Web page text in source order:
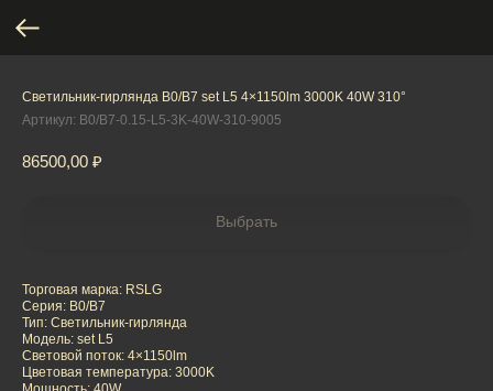
Светильник-гирлянда B0/B7 set L5 4×1150lm 3000K 40W 310°
Артикул: B0/B7-0.15-L5-3K-40W-310-9005
86500,00 ₽
Выбрать
Торговая марка: RSLG
Серия: B0/B7
Тип: Светильник-гирлянда
Модель: set L5
Световой поток: 4×1150lm
Цветовая температура: 3000K